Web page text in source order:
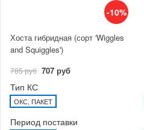
-10%
Хоста гибридная (сорт 'Wiggles
and Squiggles')
785 руб 707 руб
Тип КС
ОКС, ПАКЕТ
Период поставки